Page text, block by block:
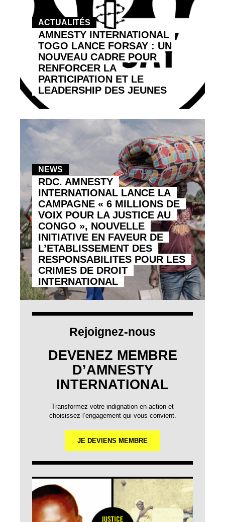
ACTUALITÉS
AMNESTY INTERNATIONAL
TOGO LANCE FORSAY : UN
NOUVEAU CADRE POUR
RENFORCER LA
PARTICIPATION ET LE
LEADERSHIP DES JEUNES
NEWS
RDC. AMNESTY
INTERNATIONAL LANCE LA
CAMPAGNE « 6 MILLIONS DE
VOIX POUR LA JUSTICE AU
CONGO », NOUVELLE
INITIATIVE EN FAVEUR DE
L’ETABLISSEMENT DES
RESPONSABILITES POUR LES
CRIMES DE DROIT
INTERNATIONAL
Rejoignez-nous
DEVENEZ MEMBRE
D’AMNESTY
INTERNATIONAL
Transformez votre indignation en action et
choisissez l’engagement qui vous convient.
JE DEVIENS MEMBRE